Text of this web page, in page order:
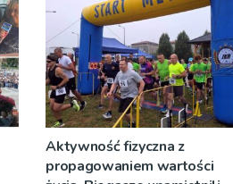
Aktywność fizyczna z
propagowaniem wartości